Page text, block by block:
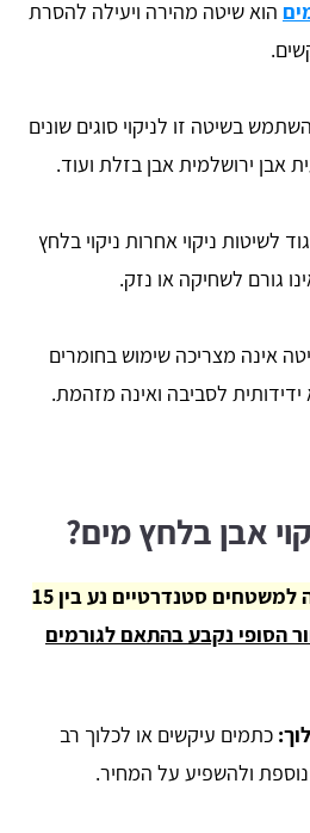
הוא שיטה מהירה ויעילה להסרת
בשיטה זו לניקוי סוגים שונים
אבן ירושלמית אבן בזלת ועוד.
לשיטות ניקוי אחרות ניקוי בלחץ
גורם לשחיקה או נזק.
אינה מצריכה שימוש בחומרים
ידידותית לסביבה ואינה מזהמת.
אבן בלחץ מים?
מחיר ניקוי בלחץ מים גבוה למשטחים סטנדרטיים נע בין 15
הסופי נקבע בהתאם לגורמים
כתמים עיקשים או לכלוך רב
ולהשפיע על המחיר.